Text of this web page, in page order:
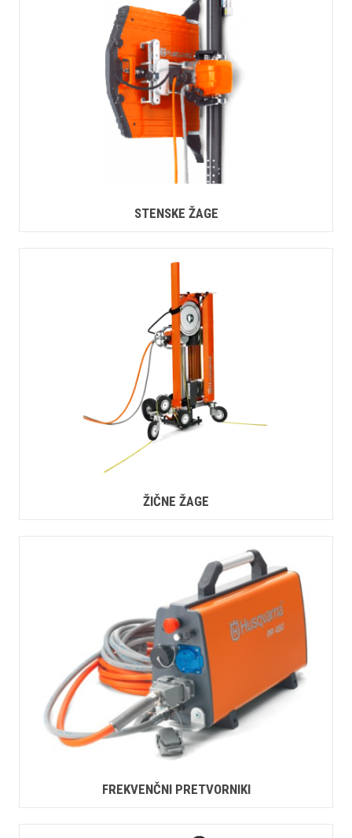
STENSKE ŽAGE
ŽIČNE ŽAGE
FREKVENČNI PRETVORNIKI